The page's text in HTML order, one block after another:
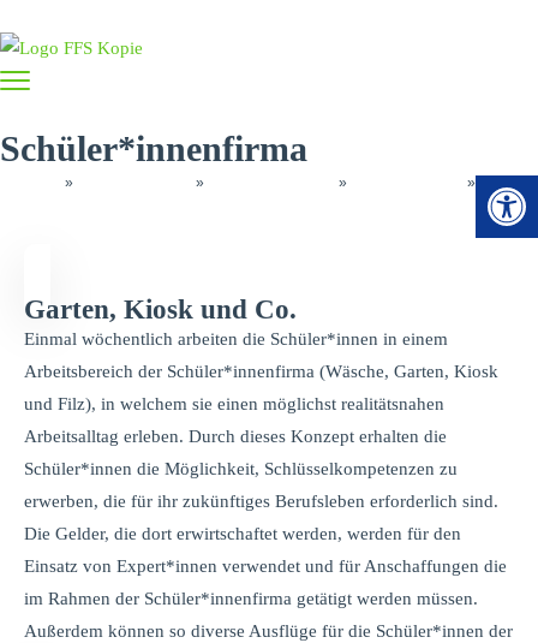
Schüler*innenfirma
» » »
»
Garten, Kiosk und Co.
Einmal wöchentlich arbeiten die Schüler*innen in einem
Arbeitsbereich der Schüler*innenfirma (Wäsche, Garten, Kiosk
und Filz), in welchem sie einen möglichst realitätsnahen
Arbeitsalltag erleben. Durch dieses Konzept erhalten die
Schüler*innen die Möglichkeit, Schlüsselkompetenzen zu
erwerben, die für ihr zukünftiges Berufsleben erforderlich sind.
Die Gelder, die dort erwirtschaftet werden, werden für den
Einsatz von Expert*innen verwendet und für Anschaffungen die
im Rahmen der Schüler*innenfirma getätigt werden müssen.
Außerdem können so diverse Ausflüge für die Schüler*innen der